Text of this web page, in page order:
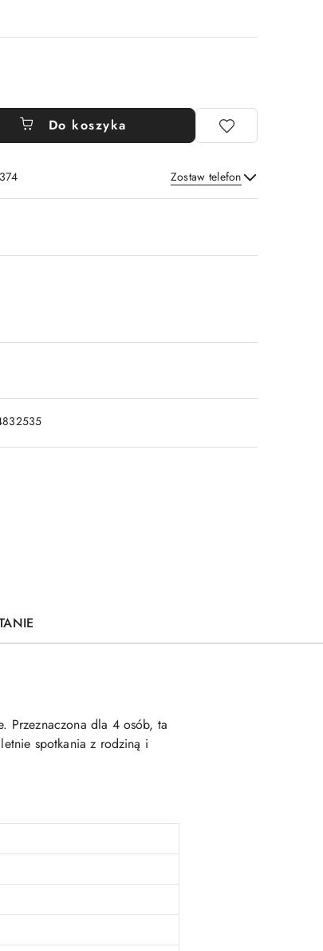
Do koszyka
Zostaw telefon
Wyślij
Przeznaczona dla 4 osób, ta
spotkania z rodziną i